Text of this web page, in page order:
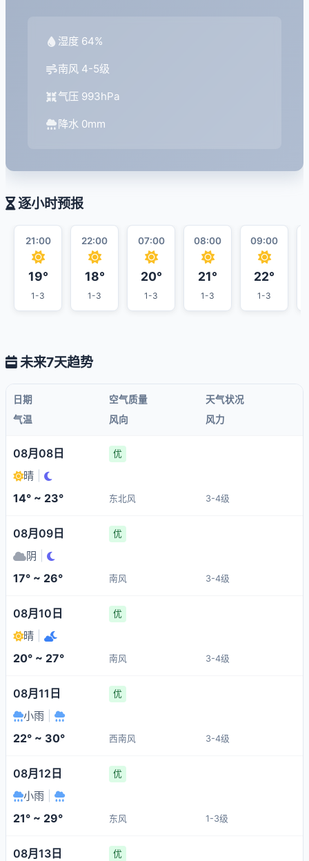
湿度 64%
南风 4-5级
气压 993hPa
降水 0mm
逐小时预报
21:00
19°
1-3
22:00
18°
1-3
07:00
20°
1-3
08:00
21°
1-3
09:00
22°
1-3
未来7天趋势
日期 空气质量
天气状况
气温
风向 风力
08月08日 优
晴
14° ~ 23° 东北风 3-4级
08月09日 优
阴
17° ~ 26° 南风 3-4级
08月10日 优
晴
20° ~ 27° 南风 3-4级
08月11日 优
小雨
22° ~ 30° 西南风 3-4级
08月12日 优
小雨
21° ~ 29° 东风 1-3级
08月13日 优